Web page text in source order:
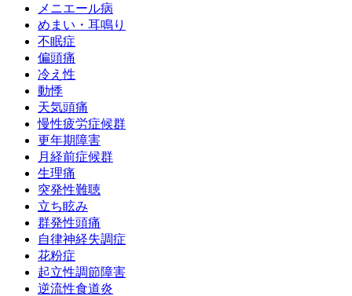
メニエール病
めまい・耳鳴り
不眠症
偏頭痛
冷え性
動悸
天気頭痛
慢性疲労症候群
更年期障害
月経前症候群
生理痛
突発性難聴
立ち眩み
群発性頭痛
自律神経失調症
花粉症
起立性調節障害
逆流性食道炎